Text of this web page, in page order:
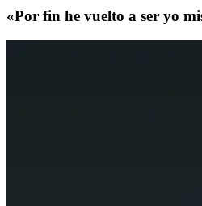
«Por fin he vuelto a ser yo